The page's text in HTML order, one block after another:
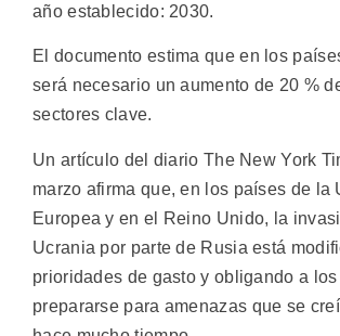
año establecido: 2030.
El documento estima que en los
será necesario un aumento de 20 %
sectores clave.
Un artículo del diario The New York
marzo afirma que, en los países de la
Europea y en el Reino Unido, la
Ucrania por parte de Rusia está
prioridades de gasto y obligando a
prepararse para amenazas que se